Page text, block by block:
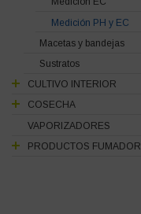
Medición PH y EC
Macetas y bandejas
Sustratos
CULTIVO INTERIOR
COSECHA
VAPORIZADORES
PRODUCTOS FUMADOR